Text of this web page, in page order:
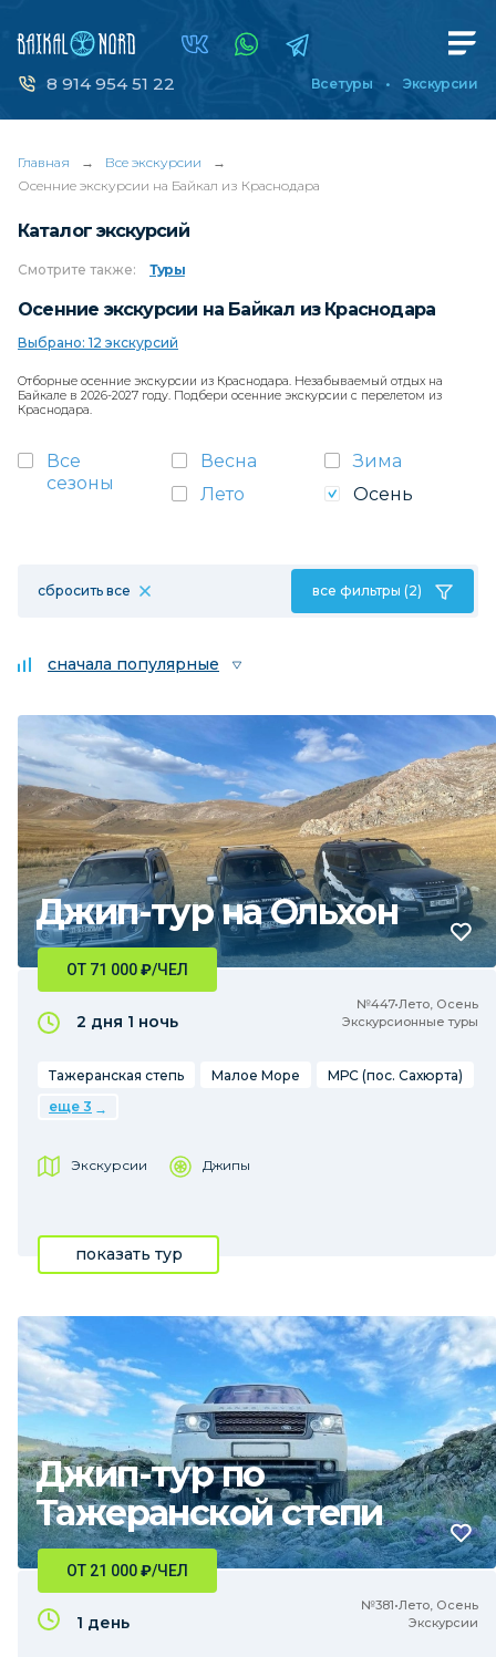
8 914 954 51 22 Все туры Экскурсии
Главная → Все экскурсии
→
Осенние экскурсии на Байкал из Краснодара
Каталог экскурсий
Смотрите также: Туры
Осенние экскурсии на Байкал из Краснодара
Выбрано: 12 экскурсий
Отборные осенние экскурсии из Краснодара. Незабываемый отдых на
Байкале в 2026-2027 году. Подбери осенние экскурсии с перелетом из
Краснодара.
Все
сезоны
Весна
Зима
Лето
Осень
сбросить все все фильтры (2)
сначала популярные
Джип-тур на Ольхон
№447•Лето, Осень
Экскурсионные туры
ОТ 71 000₽/ЧЕЛ
2 дня 1 ночь
Тажеранская степь Малое Море
МРС (пос. Сахюрта)
еще 3
Экскурсии Джипы
показать тур
Джип-тур по
Тажеранской степи
№381•Лето, Осень
Экскурсии
ОТ 21 000₽/ЧЕЛ
1 день